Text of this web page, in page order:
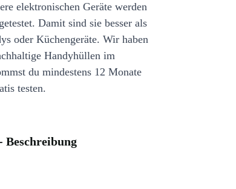
elektronischen Geräte werden
Damit sind sie besser als
oder Küchengeräte. Wir haben
Handyhüllen im
du mindestens 12 Monate
testen.
Beschreibung